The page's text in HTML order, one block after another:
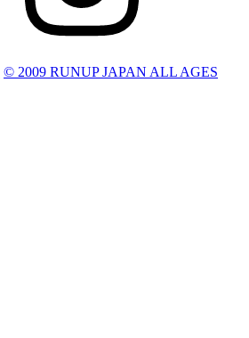
© 2009 RUNUP JAPAN ALL AGES